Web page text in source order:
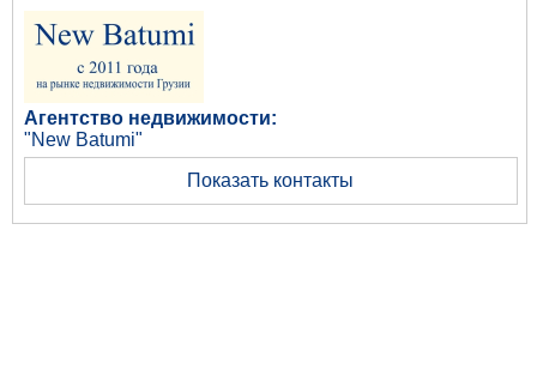
Агентство недвижимости:
"New Batumi"
Показать контакты